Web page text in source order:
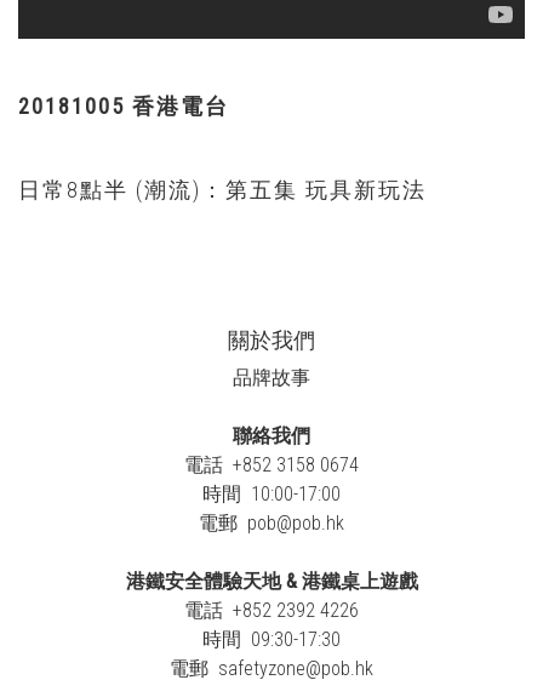
20181005 香港電台
日常8點半 (潮流)：第五集 玩具新玩法
關於我們
品牌故事
聯絡我們
電話 +852 3158 0674
時間 10:00-17:00
電郵 pob@pob.hk
港鐵安全體驗天地 & 港鐵桌上遊戲
電話 +852 2392 4226
時間 09:30-17:30
電郵 safetyzone@pob.hk